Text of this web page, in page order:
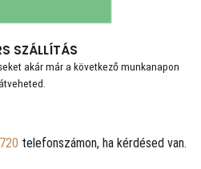
SZÁLLÍTÁS
akár már a következő munkanapon
telefonszámon, ha kérdésed van.